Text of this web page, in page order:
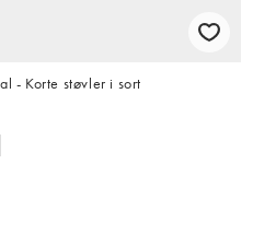
- Korte støvler i sort